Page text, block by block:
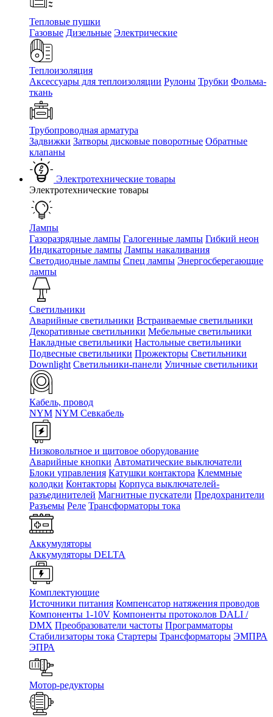
Тепловые пушки
Газовые Дизельные Электрические
Теплоизоляция
Аксессуары для теплоизоляции Рулоны Трубки Фольма-
ткань
Трубопроводная арматура
Задвижки Затворы дисковые поворотные Обратные
клапаны
Электротехнические товары
Электротехнические товары
Лампы
Газоразрядные лампы Галогенные лампы Гибкий неон
Индикаторные лампы Лампы накаливания
Светодиодные лампы Спец лампы Энергосберегающие
лампы
Светильники
Аварийные светильники Встраиваемые светильники
Декоративные светильники Мебельные светильники
Накладные светильники Настольные светильники
Подвесные светильники Прожекторы Светильники
Downlight Светильники-панели Уличные светильники
Кабель, провод
NYM NYM Севкабель
Низковольтное и щитовое оборудование
Аварийные кнопки Автоматические выключатели
Блоки управления Катушки контактора Клеммные
колодки Контакторы Корпуса выключателей-
разъединителей Магнитные пускатели Предохранители
Разъемы Реле Трансформаторы тока
Аккумуляторы
Аккумуляторы DELTA
Комплектующие
Источники питания Компенсатор натяжения проводов
Компоненты 1-10V Компоненты протоколов DALI /
DMX Преобразователи частоты Программаторы
Стабилизаторы тока Стартеры Трансформаторы ЭМПРА
ЭПРА
Мотор-редукторы